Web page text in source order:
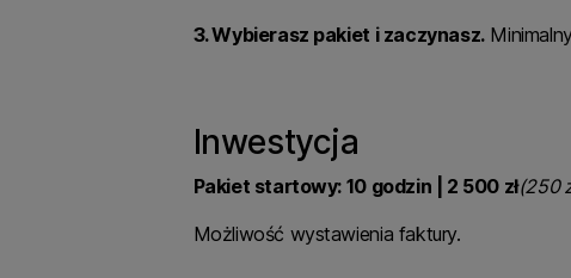
3. Wybierasz pakiet i zaczynasz.
Inwestycja
Pakiet startowy: 10 godzin | 2 500 zł(250
Możliwość wystawienia faktury.